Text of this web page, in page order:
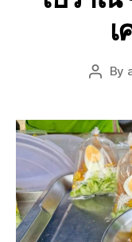
By